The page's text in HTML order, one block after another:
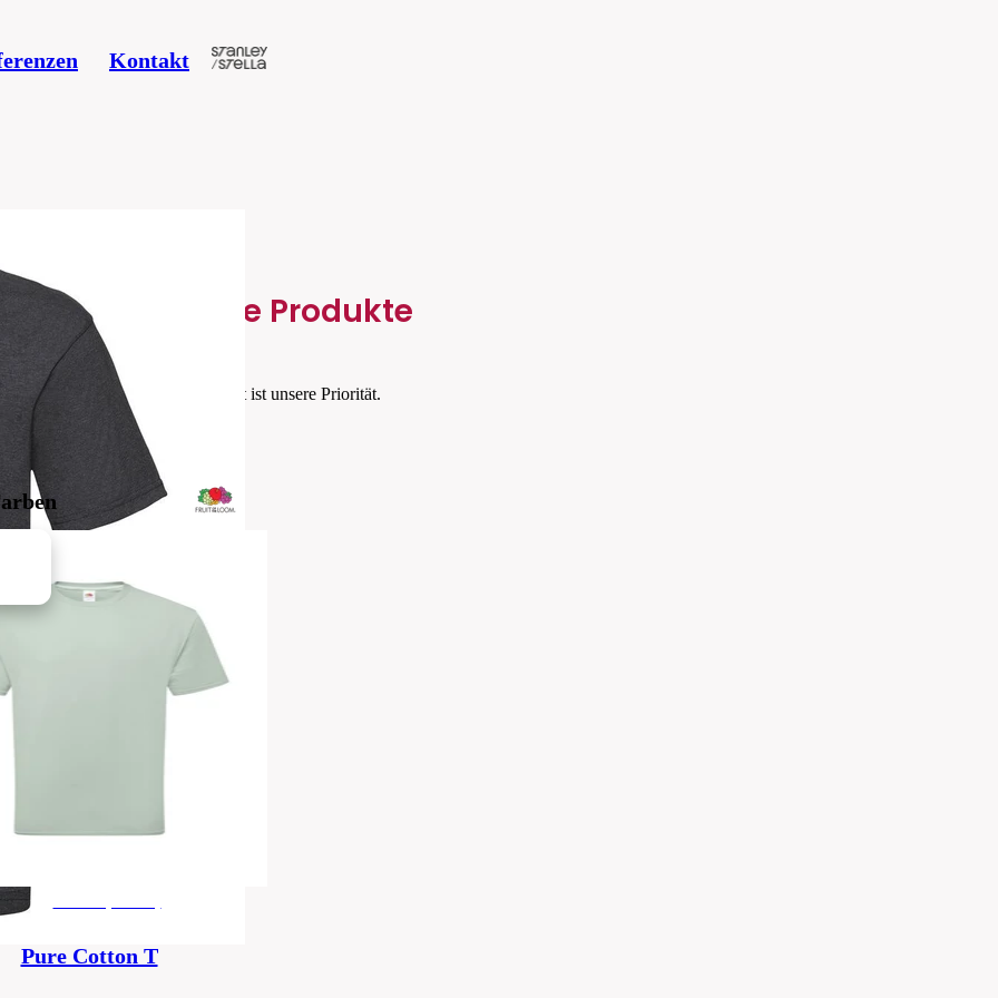
Kontakt
Verwandte Produkte
Ihre Zufriedenheit ist unsere Priorität.
Pure Cotton T